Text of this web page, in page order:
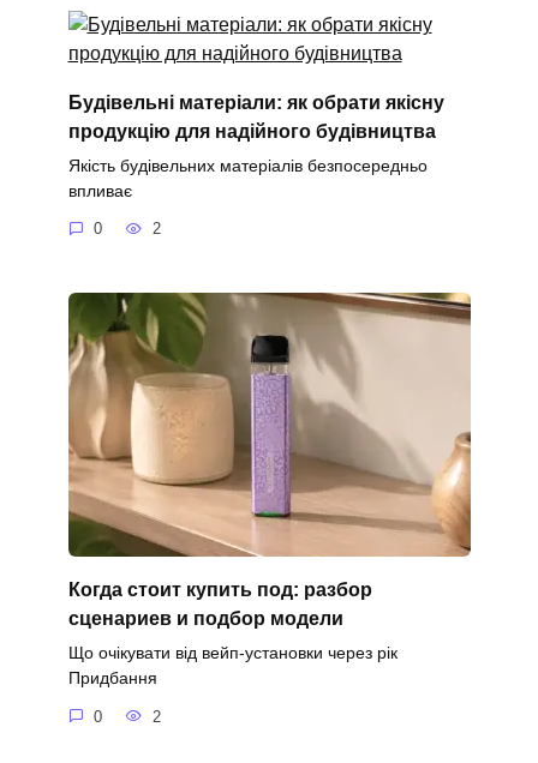
Будівельні матеріали: як обрати якісну
продукцію для надійного будівництва
Якість будівельних матеріалів безпосередньо
впливає
0 2
Когда стоит купить под: разбор
сценариев и подбор модели
Що очікувати від вейп-установки через рік
Придбання
0 2